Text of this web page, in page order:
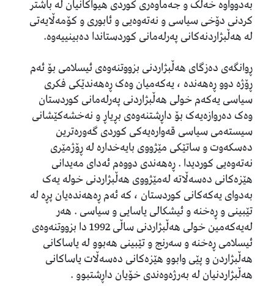
بەدوواوە خەڵک و جەماوەری کوردی هیواکانیان لە باشتر
کردنی دۆخی سیاسی و نەتەوەیی و ئابوری و کۆمەڵایەتی
لە هەڵبژاردنەکانی پەرلەمانی کوردستاندا دەبینییەوە.
ڕوانگەی دەزگای هەڵبژاردنی بزووتنەوەی ئیسلامی بۆ ئەم
ڕۆژە دوو ڕەهەندە ، یەکەمیان وەک ڕەهەندێکی فکری
سیاسی یەکەم خولی هەڵبژاردنی پەرلەمانی کوردستان
وەک دەروازەیەک بۆ داڕشتنەوەی بڕیاڕ و نەخشەکێشانی
سیستەمی سیاسی قەوارەیەکی کوردی گەورەترین
دەسکەوت و ساتێکی مێژووی بایەخدارە لە ڕۆژمێری
نەتەوەیی کوردیدا . ڕەهەندی دووەم ئەدای مەیدانی
هێزەکانی دەسەڵاتە لەمێژووی هەڵبژاردنی خولە یەک
بەدوای یەکەکانی کوردستان ، کە ئەم ڕەهەندەیان پڕە لە
تێبینی و ڕەخنە و ئیشکالی یاسایی و سیاسی . هەر
لەیەکەمین خولی هەڵبژاردنی ساڵی 1992 دا بزووتنەوەی
ئیسلامی ڕەخنە و سەرنج و تێبینی هەبوو لە یاساکانی
هەڵبژاردن و پێی وابوو هێزەکانی دەسەڵات یاساکانی
هەڵبژاردنیان لە بەرژەوەندی خۆیان داڕشتبوو .